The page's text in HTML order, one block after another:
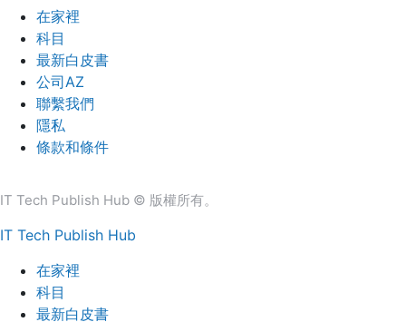
在家裡
科目
最新白皮書
公司AZ
聯繫我們
隱私
條款和條件
IT Tech Publish Hub © 版權所有。
IT Tech Publish Hub
在家裡
科目
最新白皮書